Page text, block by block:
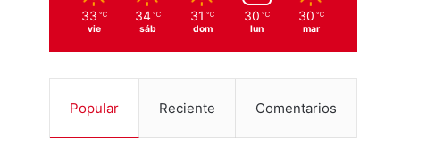
33 ℃
vie
34 ℃
sáb
31 ℃
dom
30 ℃
lun
30 ℃
mar
Popular Reciente Comentarios